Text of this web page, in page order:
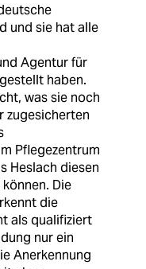
und sie hat alle
Agentur für
haben.
was sie noch
zugesicherten
Pflegezentrum
Heslach diesen
Die
die
als qualifiziert
nur ein
Anerkennung